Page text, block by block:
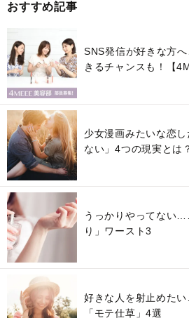
おすすめ記事
SNS発信が好きな方
きるチャンスも！【
少女漫画みたいな恋
ない」4つの現実とは
うっかりやってない
り」ワースト3
好きな人を射止めた
「モテ仕草」4選